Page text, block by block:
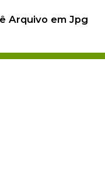
Arquivo em Jpg